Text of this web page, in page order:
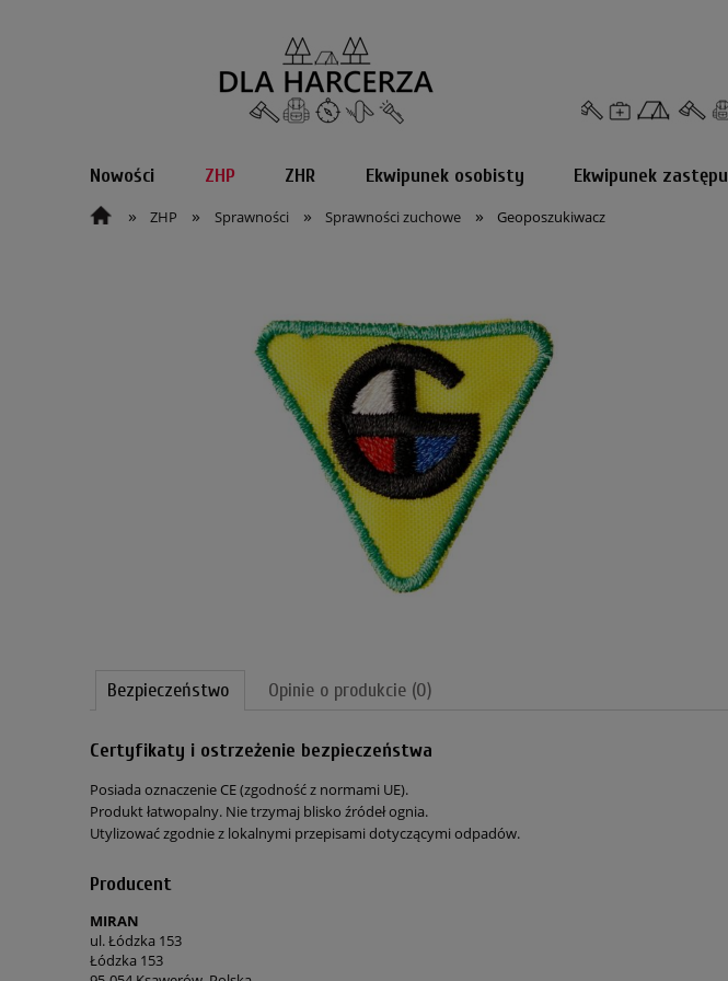
Nowości ZHP ZHR Ekwipunek osobisty Ekwipunek zastępu
» ZHP » Sprawności » Sprawności zuchowe » Geoposzukiwacz
Bezpieczeństwo Opinie o produkcie (0)
Certyfikaty i ostrzeżenie bezpieczeństwa
Posiada oznaczenie CE (zgodność z normami UE).
Produkt łatwopalny. Nie trzymaj blisko źródeł ognia.
Utylizować zgodnie z lokalnymi przepisami dotyczącymi odpadów.
Producent
MIRAN
ul. Łódzka 153
Łódzka 153